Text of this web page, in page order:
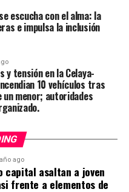
escucha con el alma: la
e impulsa la inclusión
y tensión en la Celaya-
10 vehículos tras
menor; autoridades
ago
capital asaltan a joven
frente a elementos de